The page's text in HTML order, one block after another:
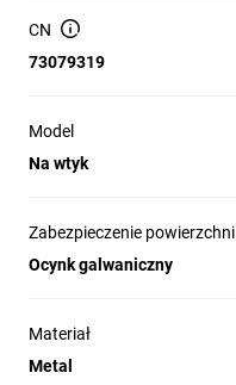
CN
73079319
Model
Na wtyk
Zabezpieczenie powierzchni
Ocynk galwaniczny
Materiał
Metal